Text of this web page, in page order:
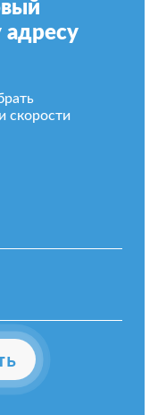
адресу
скорости